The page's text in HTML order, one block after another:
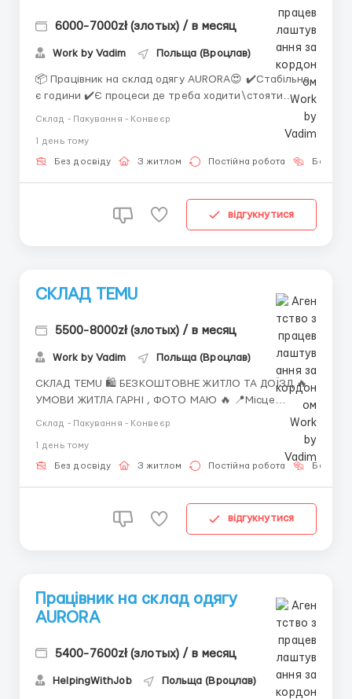
6000-7000zł (злотых) / в месяц
Work by Vadim Польща (Вроцлав)
📦 Працівник на склад одягу AURORA😍 ✔️Стабільно
є години ✔️Є процеси де треба ходити\стояти
звертайтесь за номером або пишіть +380 (93) 638-
60-82 (Вадим) Viber Telegram 💰 Заробітна плата: —
Склад - Пакування - Конвеєр
1 день тому
Без досвіду З житлом Постійна робота Без
відгукнутися
СКЛАД TEMU
5500-8000zł (злотых) / в месяц
Work by Vadim Польща (Вроцлав)
СКЛАД TEMU 🛍️ БЕЗКОШТОВНЕ ЖИТЛО ТА ДОЇЗД 🔥
УМОВИ ЖИТЛА ГАРНІ , ФОТО МАЮ 🔥 📍Місце
роботи: Bielany Wrocławskie (10 км від м.Wrocław) 📍
umowa zlecenie За детальною інформацією
звертайтесь за номером або пишіть +380 (93) 638-
Склад - Пакування - Конвеєр
1 день тому
Без досвіду З житлом Постійна робота Без
відгукнутися
Працівник на склад одягу
AURORA
5400-7600zł (злотых) / в месяц
HelpingWithJob Польща (Вроцлав)